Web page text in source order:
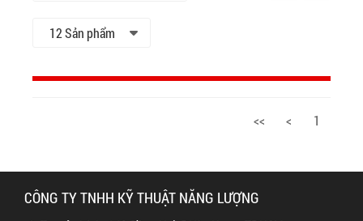
12 Sản phẩm
<< < 1
CÔNG TY TNHH KỸ THUẬT NĂNG LƯỢNG